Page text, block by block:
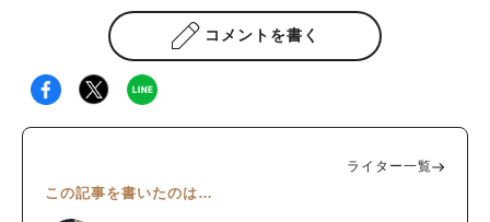
コメントを書く
ライター一覧
この記事を書いたのは…